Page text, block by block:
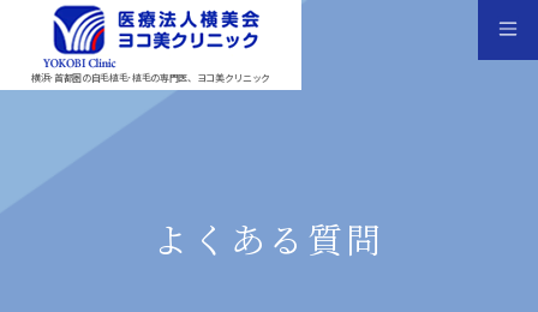
横浜･首都圏の自毛植毛･植毛の専門医、ヨコ美クリニック
よくある質問